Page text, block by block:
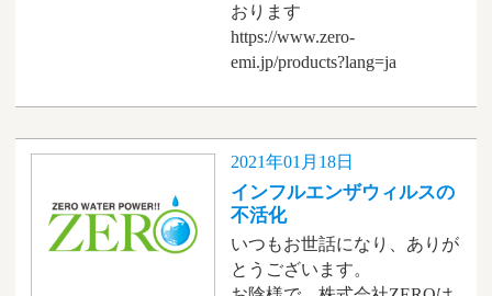
おります
https://www.zero-
emi.jp/products?lang=ja
2021年01月18日
インフルエンザウィルスの
不活化
いつもお世話になり、ありが
とうございます。